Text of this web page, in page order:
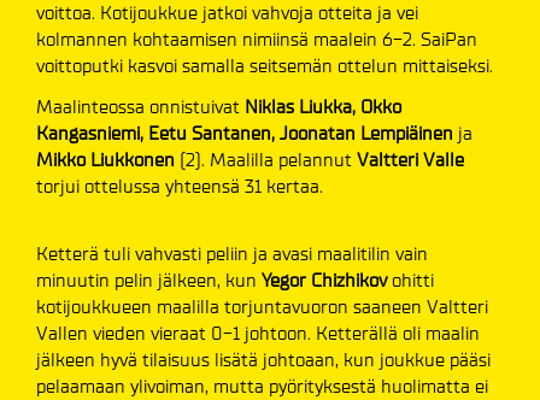
voittoa. Kotijoukkue jatkoi vahvoja otteita ja vei
kolmannen kohtaamisen nimiinsä maalein 6-2. SaiPan
voittoputki kasvoi samalla seitsemän ottelun mittaiseksi.
Maalinteossa onnistuivat Niklas Liukka, Okko
Kangasniemi, Eetu Santanen, Joonatan Lempiäinen ja
Mikko Liukkonen (2). Maalilla pelannut Valtteri Valle
torjui ottelussa yhteensä 31 kertaa.
Ketterä tuli vahvasti peliin ja avasi maalitilin vain
minuutin pelin jälkeen, kun Yegor Chizhikovohitti
kotijoukkueen maalilla torjuntavuoron saaneen Valtteri
Vallen vieden vieraat 0-1 johtoon. Ketterällä oli maalin
jälkeen hyvä tilaisuus lisätä johtoaan, kun joukkue pääsi
pelaamaan ylivoiman, mutta pyörityksestä huolimatta ei